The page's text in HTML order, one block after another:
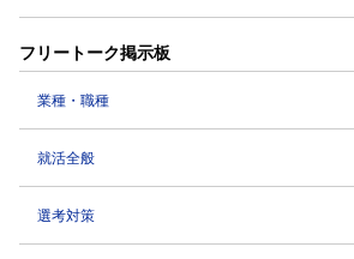
フリートーク掲示板
業種・職種
就活全般
選考対策